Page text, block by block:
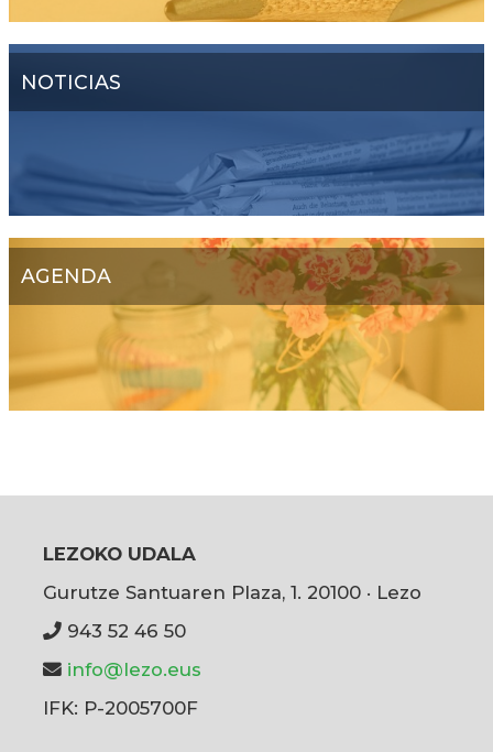
NOTICIAS
AGENDA
LEZOKO UDALA
Gurutze Santuaren Plaza, 1. 20100 · Lezo
943 52 46 50
info@lezo.eus
IFK: P-2005700F